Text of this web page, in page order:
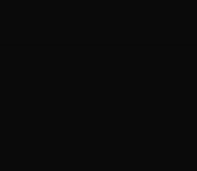
ما بقا باغي يعاون”